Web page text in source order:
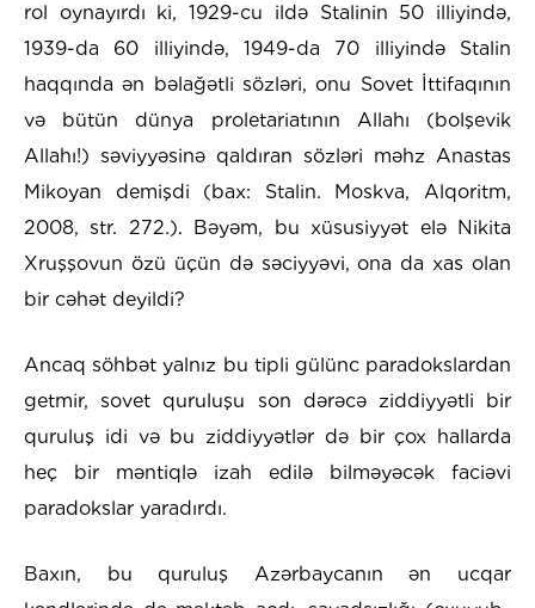
rol oynayırdı ki, 1929-cu ildə Stalinin 50 illiyində,
1939-da 60 illiyində, 1949-da 70 illiyində Stalin
haqqında ən bəlağətli sözləri, onu Sovet İttifaqının
və bütün dünya proletariatının Allahı (bolşevik
Allahı!) səviyyəsinə qaldıran sözləri məhz Anastas
Mikoyan demişdi (bax: Stalin. Moskva, Alqoritm,
2008, str. 272.). Bəyəm, bu xüsusiyyət elə Nikita
Xruşşovun özü üçün də səciyyəvi, ona da xas olan
bir cəhət deyildi?
Ancaq söhbət yalnız bu tipli gülünc paradokslardan
getmir, sovet quruluşu son dərəcə ziddiyyətli bir
quruluş idi və bu ziddiyyətlər də bir çox hallarda
heç bir məntiqlə izah edilə bilməyəcək faciəvi
paradokslar yaradırdı.
Baxın, bu quruluş Azərbaycanın ən ucqar